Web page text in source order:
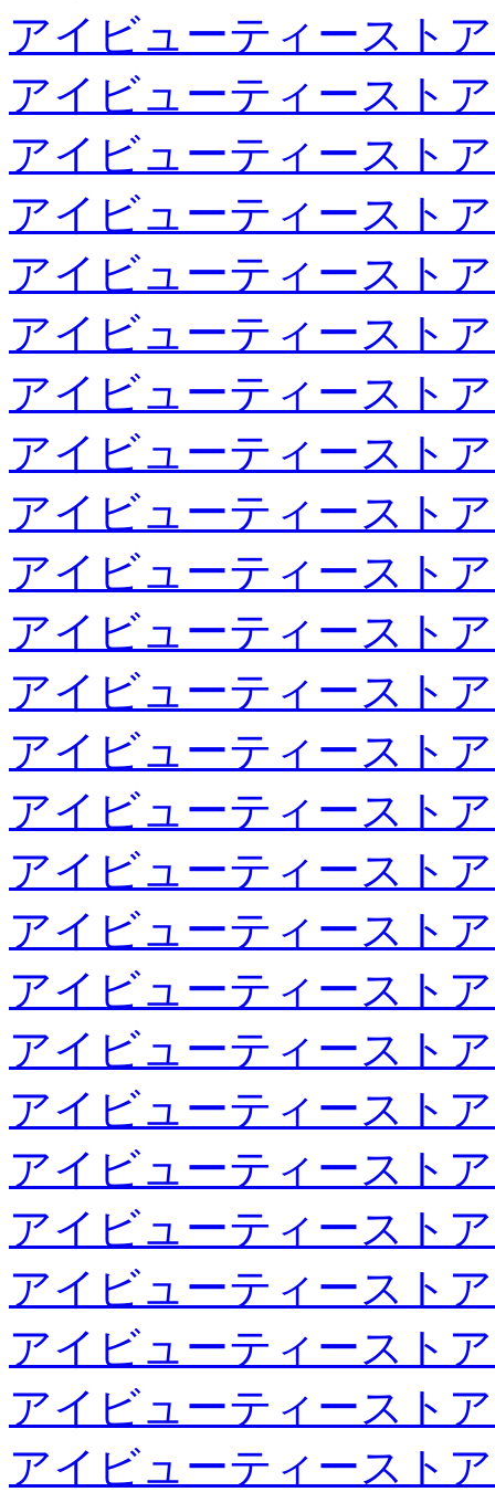
アイビューティースト
アイビューティースト
アイビューティースト
アイビューティースト
アイビューティースト
アイビューティースト
アイビューティースト
アイビューティースト
アイビューティースト
アイビューティースト
アイビューティースト
アイビューティースト
アイビューティースト
アイビューティースト
アイビューティースト
アイビューティースト
アイビューティースト
アイビューティースト
アイビューティースト
アイビューティースト
アイビューティースト
アイビューティースト
アイビューティースト
アイビューティースト
アイビューティースト